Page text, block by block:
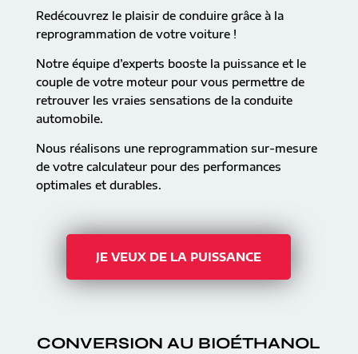
Redécouvrez le plaisir de conduire grâce à la
reprogrammation de votre voiture !
Notre équipe d’experts booste la puissance et le
couple de votre moteur pour vous permettre de
retrouver les vraies sensations de la conduite
automobile.
Nous réalisons une reprogrammation sur-mesure
de votre calculateur pour des performances
optimales et durables.
JE VEUX DE LA PUISSANCE
CONVERSION AU BIOÉTHANOL